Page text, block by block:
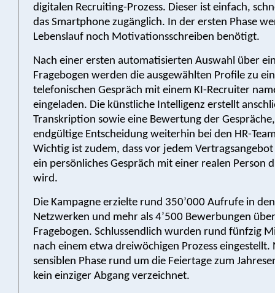
digitalen Recruiting-Prozess. Dieser ist einfach,
das Smartphone zugänglich. In der ersten Phase
Lebenslauf noch Motivationsschreiben benötigt.
Nach einer ersten automatisierten Auswahl über
Fragebogen werden die ausgewählten Profile zu
telefonischen Gespräch mit einem KI-Recruiter
eingeladen. Die künstliche Intelligenz erstellt
Transkription sowie eine Bewertung der
endgültige Entscheidung weiterhin bei den HR-
Wichtig ist zudem, dass vor jedem
ein persönliches Gespräch mit einer realen Person
wird.
Die Kampagne erzielte rund 350’000 Aufrufe in
Netzwerken und mehr als 4’500 Bewerbungen
Fragebogen. Schlussendlich wurden rund fünfzig
nach einem etwa dreiwöchigen Prozess eingestellt.
sensiblen Phase rund um die Feiertage zum
kein einziger Abgang verzeichnet.